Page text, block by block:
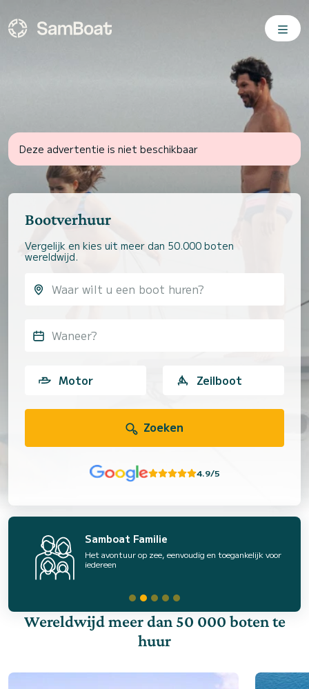
Deze advertentie is niet beschikbaar
Bootverhuur
Vergelijk en kies uit meer dan 50.000 boten
wereldwijd.
Waneer?
Motor Zeilboot
Zoeken
4.9/5
Samboat Familie
Het avontuur op zee, eenvoudig en toegankelijk voor
iedereen
Wereldwijd meer dan 50 000 boten te
huur